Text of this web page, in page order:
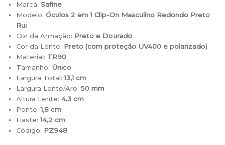
Marca:Safine
Modelo:Óculos 2 em 1 Clip-On Masculino Redondo Preto
Rui
Cor da Armação: Preto e Dourado
Cor da Lente: Preto (com proteção UV400 e polarizado)
Material: TR90
Tamanho: Único
Largura Total:13,1 cm
Largura Lente/Aro:50 mm
Altura Lente:4,3 cm
Ponte:1,8 cm
Haste:14,2 cm
Código: PZ948